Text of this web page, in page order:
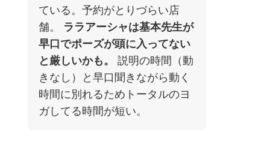
ている。予約がとりづらい店
舗。 ララアーシャは基本先生が
早口でポーズが頭に入ってない
と厳しいかも。
説明の時間（動
きなし）と早口聞きながら動く
時間に別れるためトータルのヨ
ガしてる時間が短い。